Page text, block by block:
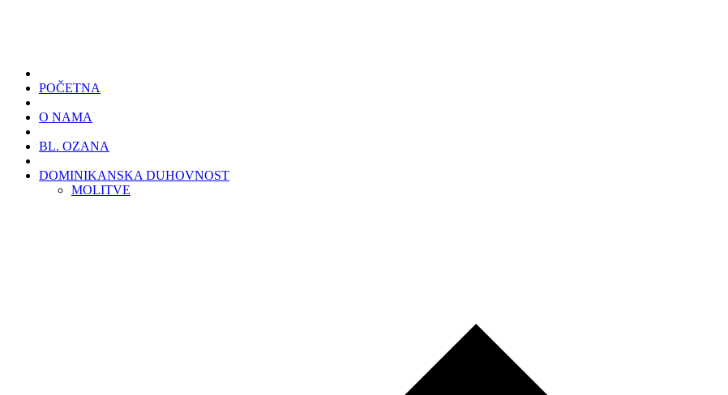
POČETNA
O NAMA
BL. OZANA
DOMINIKANSKA DUHOVNOST
MOLITVE